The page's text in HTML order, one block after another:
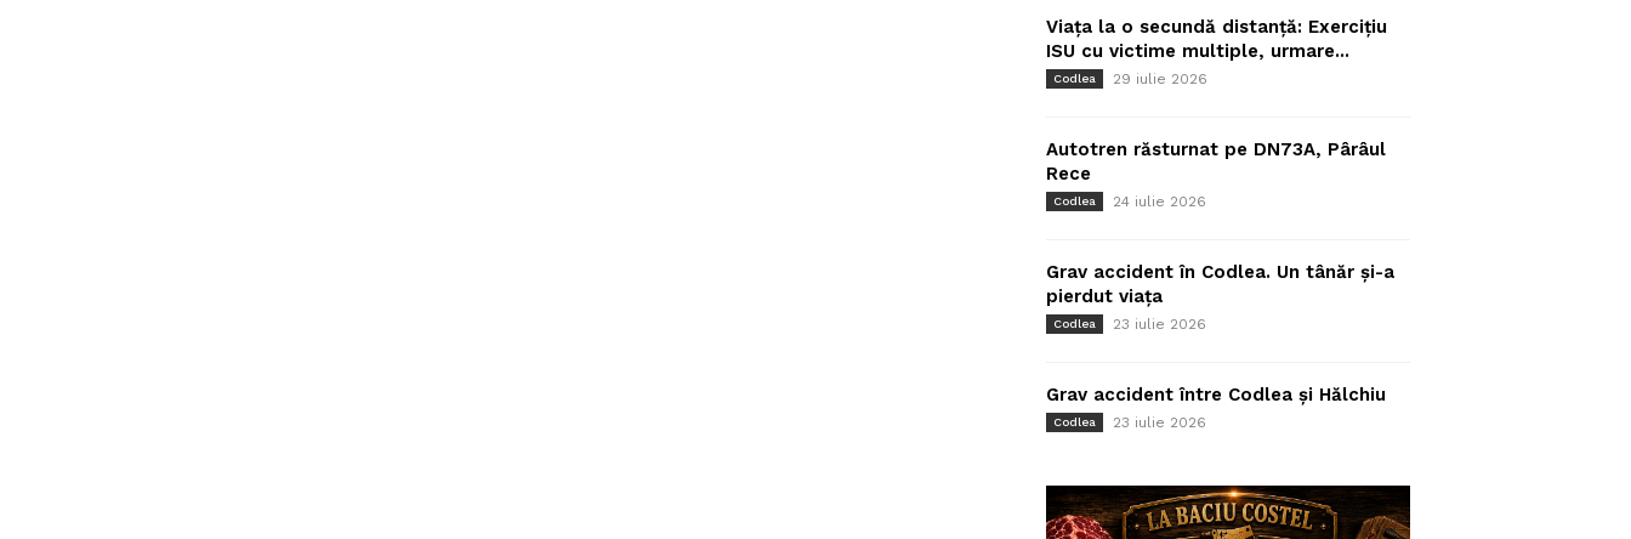
Viața la o secundă distanță: Exercițiu
ISU cu victime multiple, urmare...
Codlea 29 iulie 2026
Autotren răsturnat pe DN73A, Pârâul
Rece
Codlea 24 iulie 2026
Grav accident în Codlea. Un tânăr și-a
pierdut viața
Codlea 23 iulie 2026
Grav accident între Codlea și Hălchiu
Codlea 23 iulie 2026